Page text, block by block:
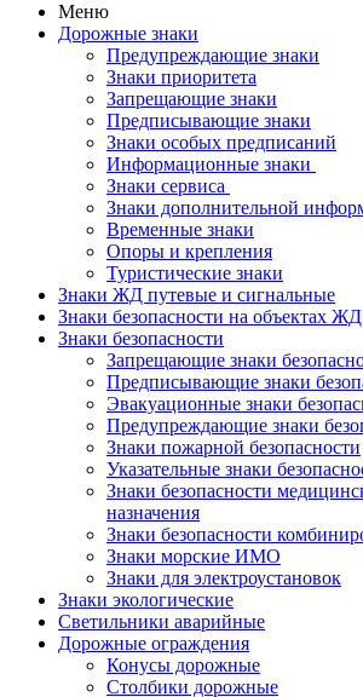
Меню
Дорожные знаки
Предупреждающие знаки
Знаки приоритета
Запрещающие знаки
Предписывающие знаки
Знаки особых предписаний
Информационные знаки
Знаки сервиса
Знаки дополнительной
Временные знаки
Опоры и крепления
Туристические знаки
Знаки ЖД путевые и сигнальные
Знаки безопасности на объектах ЖД
Знаки безопасности
Запрещающие знаки
Предписывающие знаки
Эвакуационные знаки
Предупреждающие знаки
Знаки пожарной безопасности
Указательные знаки
Знаки безопасности
назначения
Знаки безопасности
Знаки морские ИМО
Знаки для электроустановок
Знаки экологические
Светильники аварийные
Дорожные ограждения
Конусы дорожные
Столбики дорожные